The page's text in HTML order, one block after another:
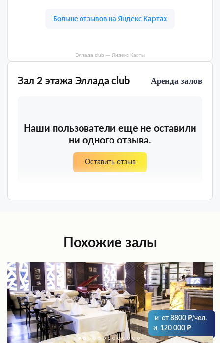
Зал 2 этажа Эллада club Аренда залов
Наши пользователи еще не оставили
ни одного отзыва.
Оставить отзыв
Эллада club — Яндекс Карты
Похожие залы
и от 8800
/чел.
и 120 000